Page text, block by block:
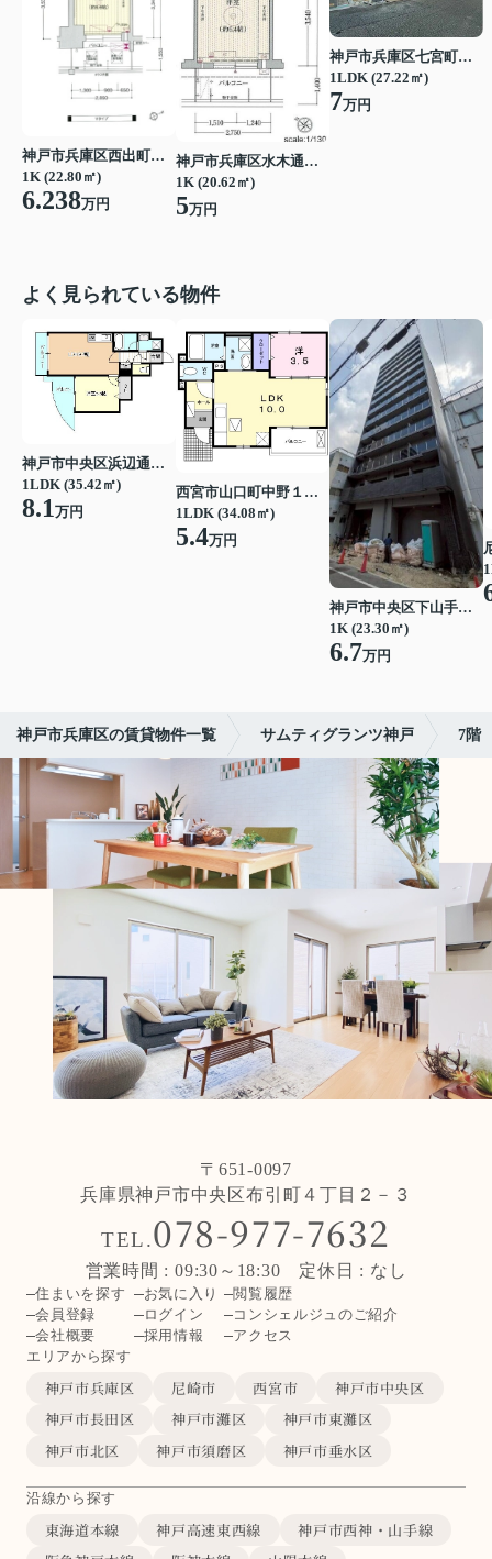
神戸市兵庫区西出町２丁目
1K (22.80㎡)
6.238万円
神戸市兵庫区水木通１丁目
1K (20.62㎡)
5万円
神戸市兵庫区七宮町１丁目
1LDK (27.22㎡)
7万円
よく見られている物件
神戸市中央区浜辺通３丁目
1LDK (35.42㎡)
8.1万円
西宮市山口町中野１丁目
1LDK (34.08㎡)
5.4万円
神戸市中央区下山手通７丁目
1K (23.30㎡)
6.7万円
神戸市兵庫区の賃貸物件一覧 サムティグランツ神戸 7階
〒651-0097
兵庫県神戸市中央区布引町４丁目２－３
TEL.078-977-7632
営業時間 : 09:30～18:30 定休日 : なし
住まいを探す お気に入り
閲覧履歴
会員登録
ログイン
コンシェルジュのご紹介
会社概要
採用情報
アクセス
エリアから探す
神戸市兵庫区 尼崎市 西宮市
神戸市中央区
神戸市長田区
神戸市灘区
神戸市東灘区
神戸市北区
神戸市須磨区 神戸市垂水区
沿線から探す
東海道本線 神戸高速東西線
神戸市西神・山手線